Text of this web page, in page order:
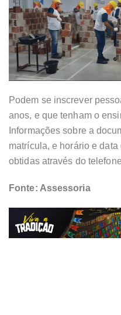
Podem se inscrever
anos, e que tenham o
Informações sobre a
matrícula, e horário e
obtidas através do
Fonte: Assessoria